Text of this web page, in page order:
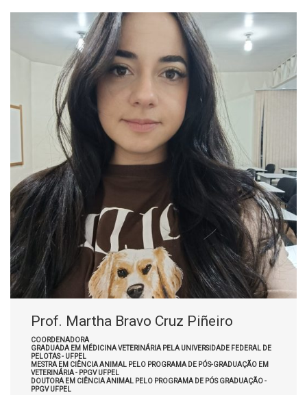
Prof. Martha Bravo Cruz Piñeiro
COORDENADORA
GRADUADA EM MÉDICINA VETERINÁRIA PELA UNIVERSIDADE FEDERAL DE
PELOTAS - UFPEL
MESTRA EM CIÊNCIA ANIMAL PELO PROGRAMA DE PÓS-GRADUAÇÃO EM
VETERINÁRIA - PPGV UFPEL
DOUTORA EM CIÊNCIA ANIMAL PELO PROGRAMA DE PÓS GRADUAÇÃO -
PPGV UFPEL